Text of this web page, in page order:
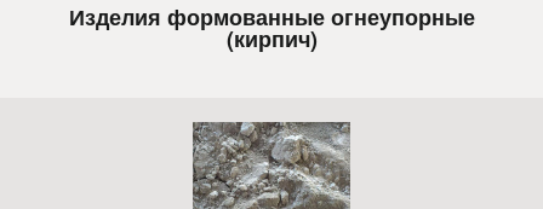
Изделия формованные огнеупорные
(кирпич)